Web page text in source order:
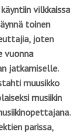
vilkkaissa
toinen
joten
vuonna
jatkamiselle.
muusikko
musiikin
parissa,